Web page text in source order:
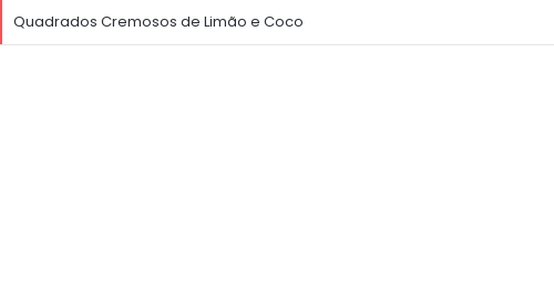
Quadrados Cremosos de Limão e Coco